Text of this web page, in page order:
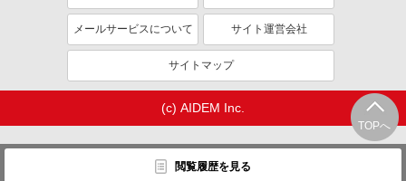
TOPへ
閲覧履歴を見る
メールサービスについて サイト運営会社
サイトマップ
(c) AIDEM Inc.